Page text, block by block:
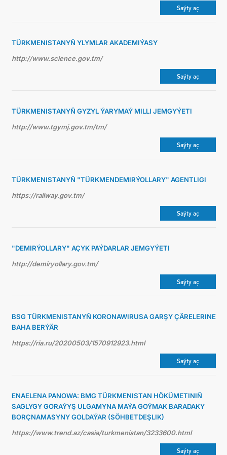
Saýty aç
TÜRKMENISTANYŇ YLYMLAR AKADEMIÝASY
http://www.science.gov.tm/
Saýty aç
TÜRKMENISTANYŇ GYZYL ÝARYMAÝ MILLI JEMGYÝETI
http://www.tgymj.gov.tm/tm/
Saýty aç
TÜRKMENISTANYŇ "TÜRKMENDEMIRÝOLLARY" AGENTLIGI
https://railway.gov.tm/
Saýty aç
"DEMIRÝOLLARY" AÇYK PAÝDARLAR JEMGYÝETI
http://demiryollary.gov.tm/
Saýty aç
BSG TÜRKMENISTANYŇ KORONAWIRUSA GARŞY ÇÄRELERINE
BAHA BERÝÄR
https://ria.ru/20200503/1570912923.html
Saýty aç
ENAELENA PANOWA: BMG TÜRKMENISTAN HÖKÜMETINIŇ
SAGLYGY GORAÝYŞ ULGAMYNA MAÝA GOÝMAK BARADAKY
BORÇNAMASYNY GOLDAÝAR (SÖHBETDEŞLIK)
https://www.trend.az/casia/turkmenistan/3233600.html
Saýty aç